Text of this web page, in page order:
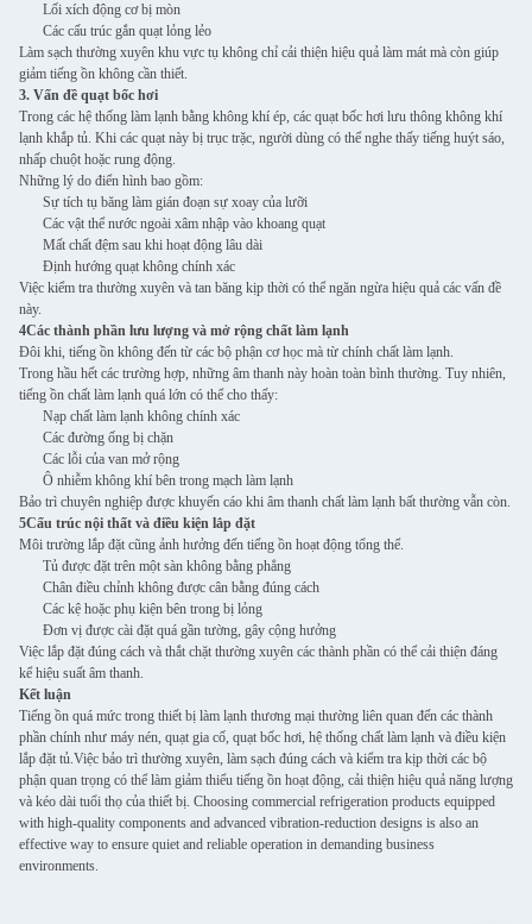
Lối xích động cơ bị mòn
Các cấu trúc gắn quạt lỏng lẻo
Làm sạch thường xuyên khu vực tụ không chỉ cải thiện hiệu quả làm mát mà còn giúp
giảm tiếng ồn không cần thiết.
3. Vấn đề quạt bốc hơi
Trong các hệ thống làm lạnh bằng không khí ép, các quạt bốc hơi lưu thông không khí
lạnh khắp tủ. Khi các quạt này bị trục trặc, người dùng có thể nghe thấy tiếng huýt sáo,
nhấp chuột hoặc rung động.
Những lý do điển hình bao gồm:
Sự tích tụ băng làm gián đoạn sự xoay của lưỡi
Các vật thể nước ngoài xâm nhập vào khoang quạt
Mất chất đệm sau khi hoạt động lâu dài
Định hướng quạt không chính xác
Việc kiểm tra thường xuyên và tan băng kịp thời có thể ngăn ngừa hiệu quả các vấn đề
này.
4Các thành phần lưu lượng và mở rộng chất làm lạnh
Đôi khi, tiếng ồn không đến từ các bộ phận cơ học mà từ chính chất làm lạnh.
Trong hầu hết các trường hợp, những âm thanh này hoàn toàn bình thường. Tuy nhiên,
tiếng ồn chất làm lạnh quá lớn có thể cho thấy:
Nạp chất làm lạnh không chính xác
Các đường ống bị chặn
Các lỗi của van mở rộng
Ô nhiễm không khí bên trong mạch làm lạnh
Bảo trì chuyên nghiệp được khuyến cáo khi âm thanh chất làm lạnh bất thường vẫn còn.
5Cấu trúc nội thất và điều kiện lắp đặt
Môi trường lắp đặt cũng ảnh hưởng đến tiếng ồn hoạt động tổng thể.
Tủ được đặt trên một sàn không bằng phẳng
Chân điều chỉnh không được cân bằng đúng cách
Các kệ hoặc phụ kiện bên trong bị lỏng
Đơn vị được cài đặt quá gần tường, gây cộng hưởng
Việc lắp đặt đúng cách và thắt chặt thường xuyên các thành phần có thể cải thiện đáng
kể hiệu suất âm thanh.
Kết luận
Tiếng ồn quá mức trong thiết bị làm lạnh thương mại thường liên quan đến các thành
phần chính như máy nén, quạt gia cố, quạt bốc hơi, hệ thống chất làm lạnh và điều kiện
lắp đặt tủ.Việc bảo trì thường xuyên, làm sạch đúng cách và kiểm tra kịp thời các bộ
phận quan trọng có thể làm giảm thiểu tiếng ồn hoạt động, cải thiện hiệu quả năng lượng
và kéo dài tuổi thọ của thiết bị. Choosing commercial refrigeration products equipped
with high-quality components and advanced vibration-reduction designs is also an
effective way to ensure quiet and reliable operation in demanding business
environments.